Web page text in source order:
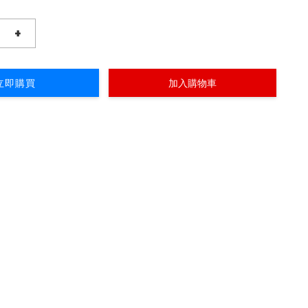
+
即購買 加入購物車